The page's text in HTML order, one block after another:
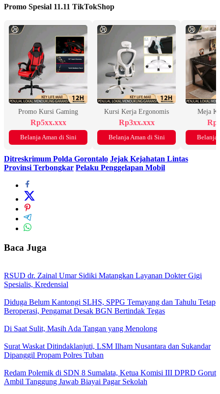
Promo Spesial 11.11 TikTokShop
Promo Kursi Gaming
Rp5xx.xxx
Belanja Aman di Sini
Kursi Kerja Ergonomis
Rp3xx.xxx
Belanja Aman di Sini
Meja
Belanja
Ditreskrimum Polda Gorontalo Jejak Kejahatan Lintas
Provinsi Terbongkar Pelaku Penggelapan Mobil
Baca Juga
RSUD dr. Zainal Umar Sidiki Matangkan Layanan Dokter Gigi
Spesialis, Kredensial
Diduga Belum Kantongi SLHS, SPPG Temayang dan Tahulu Tetap
Beroperasi, Pengamat Desak BGN Bertindak Tegas
Di Saat Sulit, Masih Ada Tangan yang Menolong
Surat Waskat Ditindaklanjuti, LSM Ilham Nusantara dan Sukandar
Dipanggil Propam Polres Tuban
Redam Polemik di SDN 8 Sumalata, Ketua Komisi III DPRD Gorut
Ambil Tanggung Jawab Biayai Pagar Sekolah